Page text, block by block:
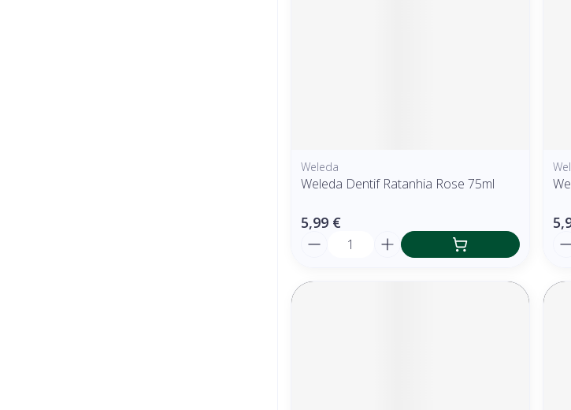
Weleda
Weleda Dentif Ratanhia Rose 75ml
5,99 €
Quantité